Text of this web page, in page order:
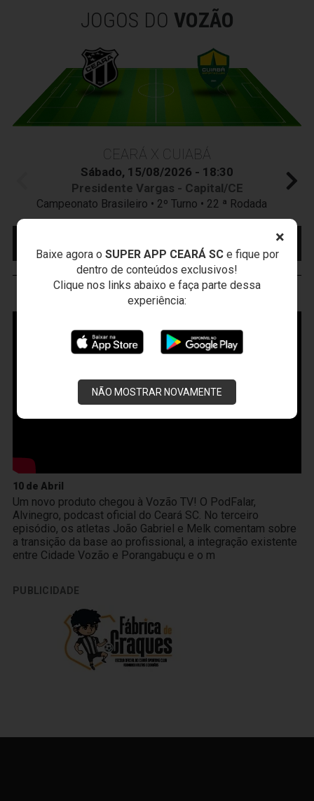
×
Baixe agora o SUPER APP CEARÁ SCe fique por
dentro de conteúdos exclusivos!
Clique nos links abaixo e faça parte dessa
experiência:
NÃO MOSTRAR NOVAMENTE
JOGOS DO VOZÃO
CEARÁ X CUIABÁ
Sábado, 15/08/2026 - 18:30
Presidente Vargas - Capital/CE
Campeonato Brasileiro • 2º Turno • 22 ª Rodada
INGRESSO
VOZÃOTV
10 de Abril
Um novo produto chegou à Vozão TV! O PodFalar,
Alvinegro, podcast oficial do Ceará SC. No terceiro
episódio, os atletas João Gabriel e Melk comentam sobre
a transição da base ao profissional, a integração existente
entre Cidade Vozão e Porangabuçu e o m
PUBLICIDADE